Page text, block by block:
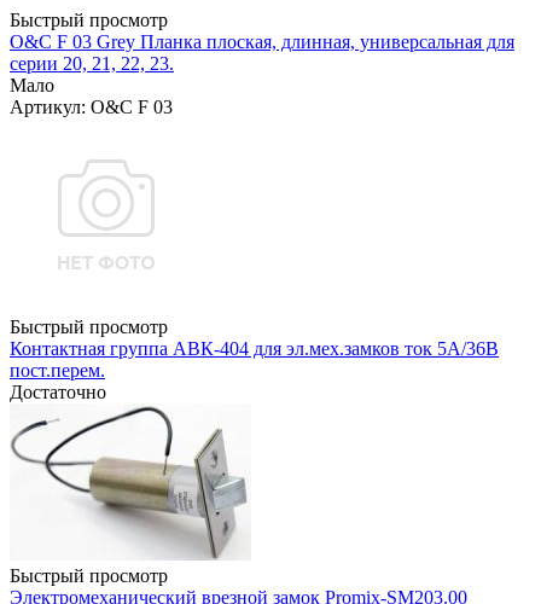
Быстрый просмотр
O&C F 03 Grey Планка плоская, длинная, универсальная для
серии 20, 21, 22, 23.
Мало
Артикул: O&C F 03
Быстрый просмотр
Контактная группа АВК-404 для эл.мех.замков ток 5А/36В
пост.перем.
Достаточно
Быстрый просмотр
Электромеханический врезной замок Promix-SM203.00